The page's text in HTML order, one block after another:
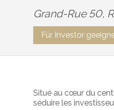
Grand-Rue 50,
Für Investor
Situé au cœur du
séduire les